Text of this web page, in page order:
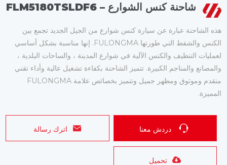
شاحنة كنس الشوارع – FLM5180TSLDF6
هذه الشاحنة عبارة عن سيارة كنس شوارع من الجيل الجديد تجمع بين
الكنس والشفط التي طورتها FULONGMA. إنها مناسبة بشكل أساسي
لعمليات التنظيف والكنس الآلية في شوارع المدينة ، والساحات البلدية ،
والمصانع والمناجم الكبيرة. تتميز الشاحنة بكفاءة تشغيل عالية وأداء تقني
متقدم وموثوق ومظهر جميل وتتميز بخصائص علامة FULONGMA
المميزة.
دردش معنا اترك رسالة
تحميل